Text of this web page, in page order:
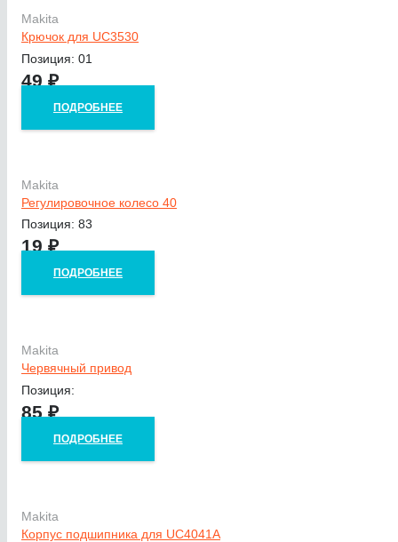
Makita
Крючок для UC3530
Позиция: 01
49₽
ПОДРОБНЕЕ
Makita
Регулировочное колесо 40
Позиция: 83
19₽
ПОДРОБНЕЕ
Makita
Червячный привод
Позиция:
85₽
ПОДРОБНЕЕ
Makita
Корпус подшипника для UC4041A